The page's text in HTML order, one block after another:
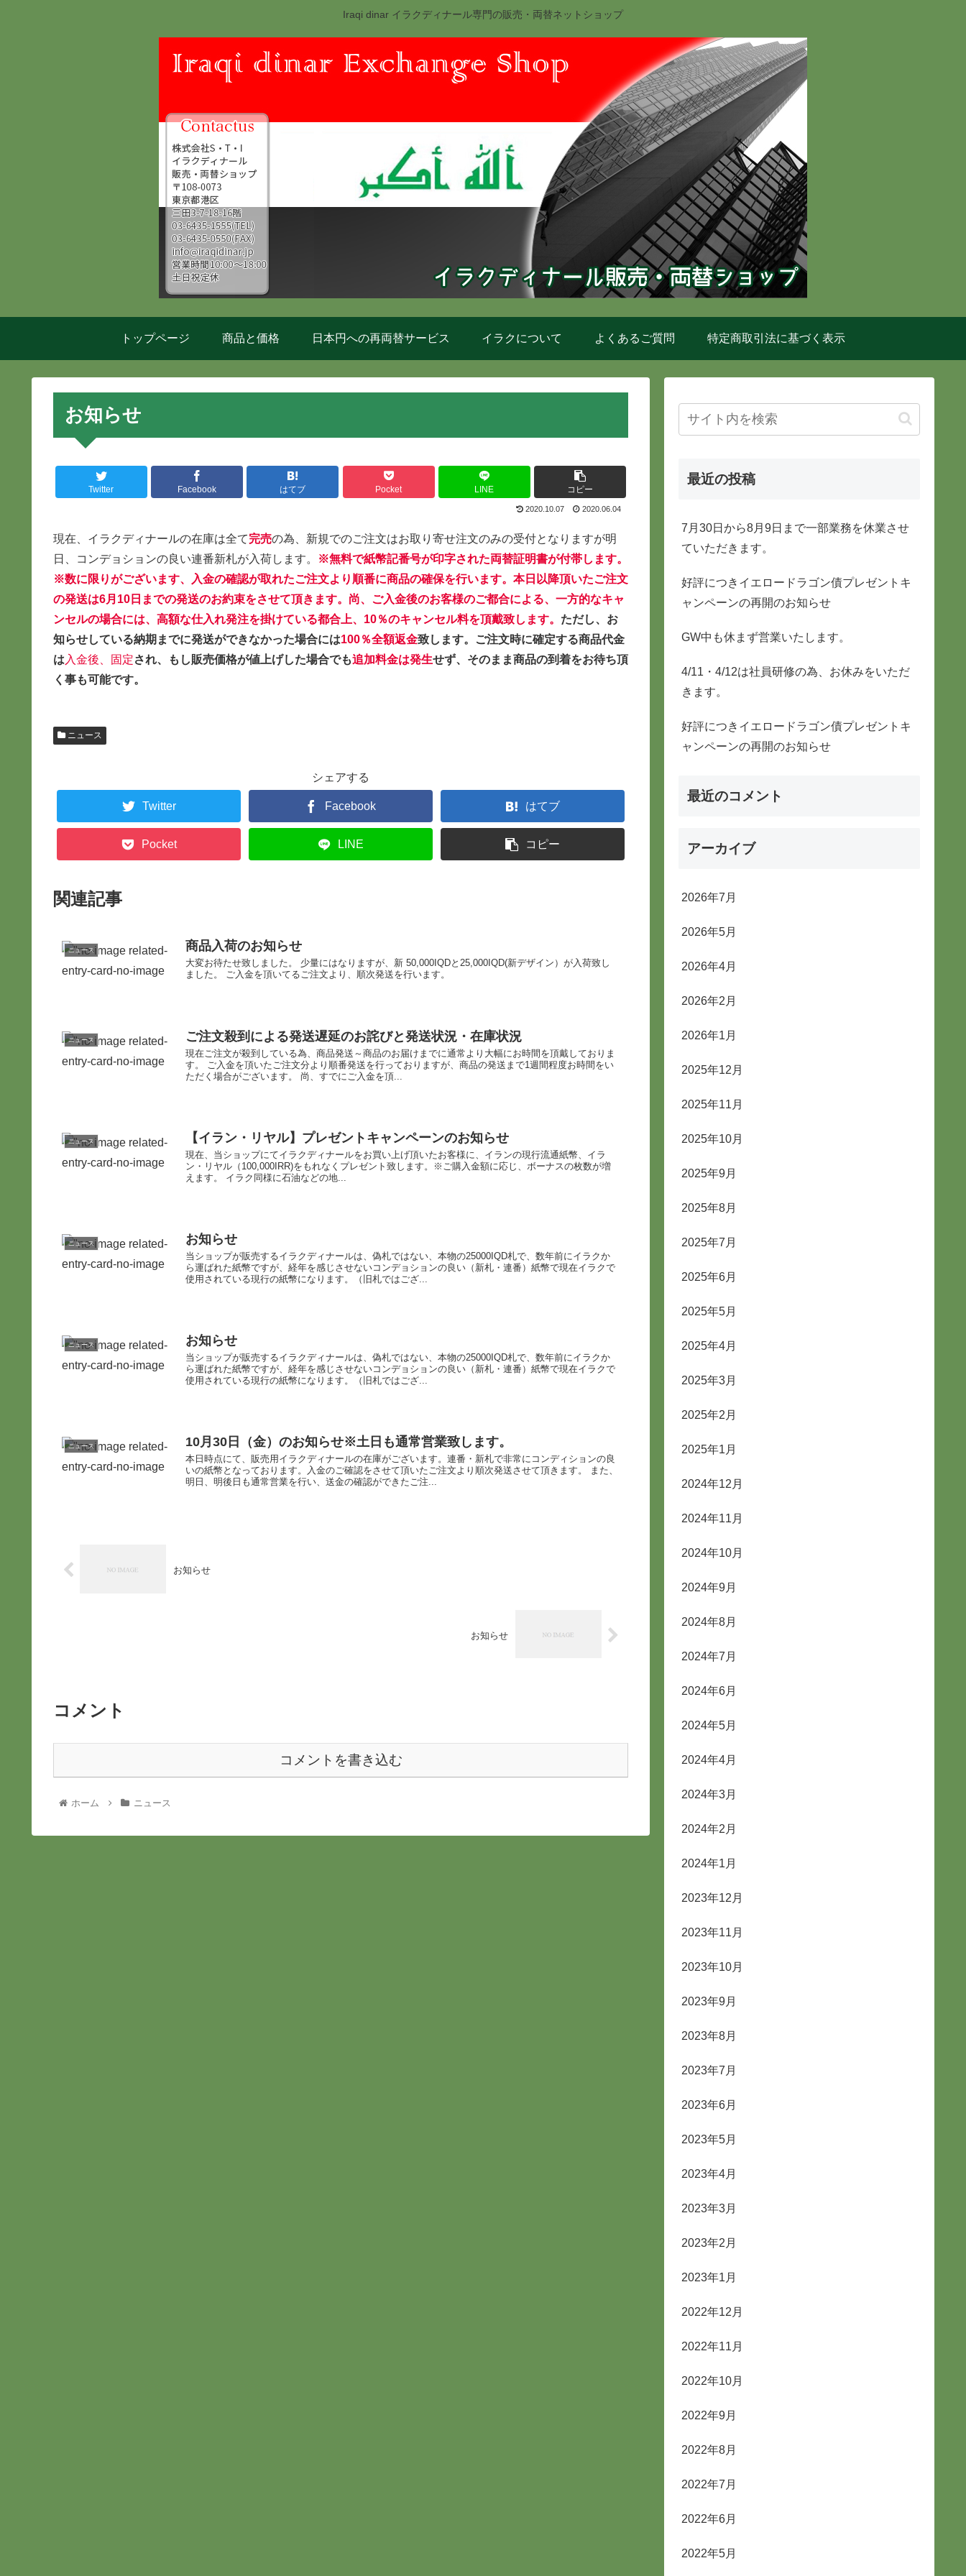
Iraqi dinar イラクディナール専門の販売・両替ネットショップ
トップページ 商品と価格 日本円への再両替サービス イラクについて よくあるご質問 特定商取引法に基づく表示
お知らせ
Twitter Facebook はてブ Pocket LINE コピー
2020.10.07 2020.06.04
現在、イラクディナールの在庫は全て完売の為、新規でのご注文はお取り寄せ注文のみの受付となりますが明
日、コンデョションの良い連番新札が入荷します。
※無料で紙幣記番号が印字された両替証明書が付帯します。
※数に限りがございます、入金の確認が取れたご注文より順番に商品の確保を行います。本日以降頂いたご注文
の発送は6月10日までの発送のお約束をさせて頂きます。尚、ご入金後のお客様のご都合による、一方的なキャ
ンセルの場合には、高額な仕入れ発注を掛けている都合上、10％のキャンセル料を頂戴致します。 ただし、お
知らせしている納期までに発送ができなかった場合には100％全額返金致します。ご注文時に確定する商品代金
は 入金後、固定され、もし販売価格が値上げした場合でも追加料金は発生せず、そのまま商品の到着をお待ち頂
く事も可能です。
ニュース
シェアする
Twitter Facebook はてブ
Pocket LINE コピー
関連記事
ニュース 商品入荷のお知らせ
大変お待たせ致しました。 少量にはなりますが、新 50,000IQDと25,000IQD(新デザイン）が入荷致し
ました。 ご入金を頂いてるご注文より、順次発送を行います。
ニュース ご注文殺到による発送遅延のお詫びと発送状況・在庫状況
現在ご注文が殺到している為、商品発送～商品のお届けまでに通常より大幅にお時間を頂戴しておりま
す。 ご入金を頂いたご注文分より順番発送を行っておりますが、商品の発送まで1週間程度お時間をい
ただく場合がございます。 尚、すでにご入金を頂...
ニュース 【イラン・リヤル】プレゼントキャンペーンのお知らせ
現在、当ショップにてイラクディナールをお買い上げ頂いたお客様に、イランの現行流通紙幣、イラ
ン・リヤル（100,000IRR)をもれなくプレゼント致します。※ご購入金額に応じ、ボーナスの枚数が増
えます。 イラク同様に石油などの地...
ニュース お知らせ
当ショップが販売するイラクディナールは、偽札ではない、本物の25000IQD札で、数年前にイラクか
ら運ばれた紙幣ですが、経年を感じさせないコンデョションの良い（新札・連番）紙幣で現在イラクで
使用されている現行の紙幣になります。（旧札ではござ...
ニュース お知らせ
当ショップが販売するイラクディナールは、偽札ではない、本物の25000IQD札で、数年前にイラクか
ら運ばれた紙幣ですが、経年を感じさせないコンデョションの良い（新札・連番）紙幣で現在イラクで
使用されている現行の紙幣になります。（旧札ではござ...
ニュース 10月30日（金）のお知らせ※土日も通常営業致します。
本日時点にて、販売用イラクディナールの在庫がございます。連番・新札で非常にコンディションの良
いの紙幣となっております。入金のご確認をさせて頂いたご注文より順次発送させて頂きます。 また、
明日、明後日も通常営業を行い、送金の確認ができたご注...
お知らせ
お知らせ
コメント
コメントを書き込む
ホーム ニュース
最近の投稿
7月30日から8月9日まで一部業務を休業させ
ていただきます。
好評につきイエロードラゴン債プレゼントキ
ャンペーンの再開のお知らせ
GW中も休まず営業いたします。
4/11・4/12は社員研修の為、お休みをいただ
きます。
好評につきイエロードラゴン債プレゼントキ
ャンペーンの再開のお知らせ
最近のコメント
アーカイブ
2026年7月
2026年5月
2026年4月
2026年2月
2026年1月
2025年12月
2025年11月
2025年10月
2025年9月
2025年8月
2025年7月
2025年6月
2025年5月
2025年4月
2025年3月
2025年2月
2025年1月
2024年12月
2024年11月
2024年10月
2024年9月
2024年8月
2024年7月
2024年6月
2024年5月
2024年4月
2024年3月
2024年2月
2024年1月
2023年12月
2023年11月
2023年10月
2023年9月
2023年8月
2023年7月
2023年6月
2023年5月
2023年4月
2023年3月
2023年2月
2023年1月
2022年12月
2022年11月
2022年10月
2022年9月
2022年8月
2022年7月
2022年6月
2022年5月